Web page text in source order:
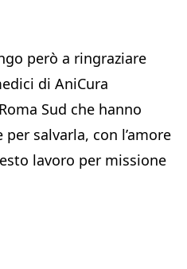
però a ringraziare
di AniCura
Sud che hanno
salvarla, con l’amore
lavoro per missione